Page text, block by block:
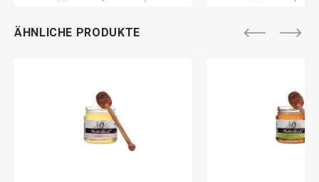
ÄHNLICHE PRODUKTE